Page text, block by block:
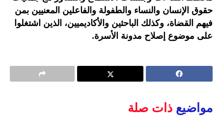
حقوق الإنسان والنساء والطفولة والفاعلين المعنيين بمن
فيهم القضاة، وكذلك الباحثين والأكاديميين، الذين اشتغلوا
على موضوع إصلاح مدونة الأسرة.
مواضيع ذات صلة